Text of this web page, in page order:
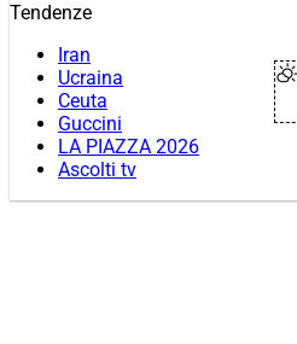
Tendenze
Iran
Ucraina
Ceuta
Guccini
LA PIAZZA 2026
Ascolti tv